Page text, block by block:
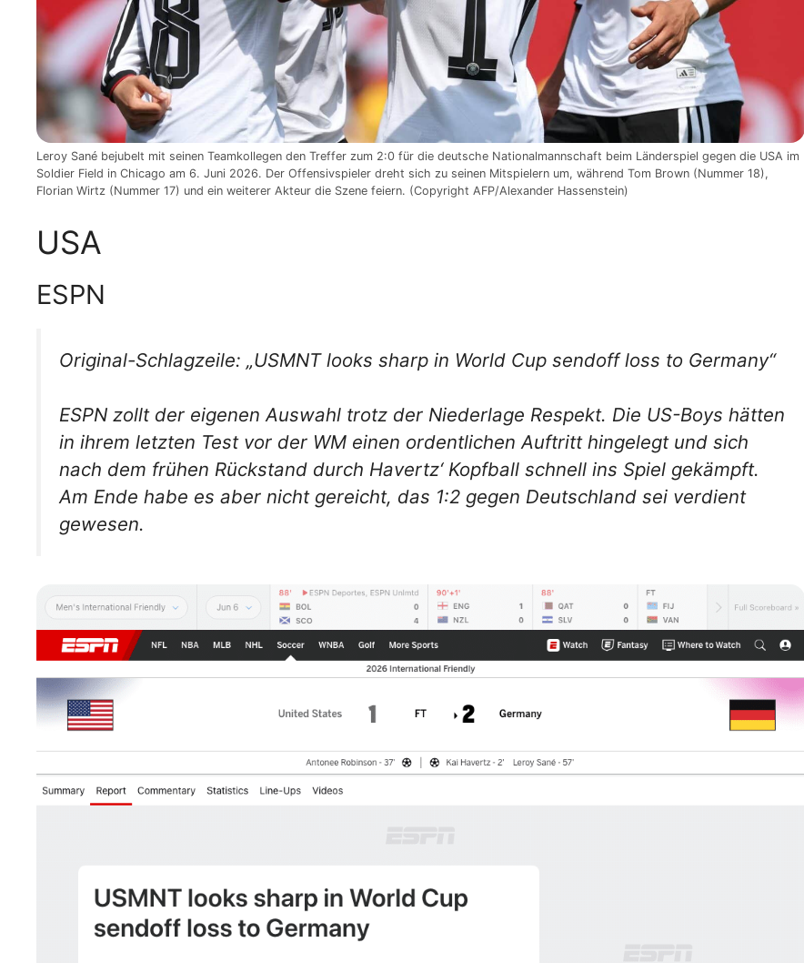
Leroy Sané bejubelt mit seinen Teamkollegen den Treffer zum 2:0 für die deutsche Nationalmannschaft beim Länderspiel gegen die USA im
Soldier Field in Chicago am 6. Juni 2026. Der Offensivspieler dreht sich zu seinen Mitspielern um, während Tom Brown (Nummer 18),
Florian Wirtz (Nummer 17) und ein weiterer Akteur die Szene feiern. (Copyright AFP/Alexander Hassenstein)
USA
ESPN
Original-Schlagzeile: „USMNT looks sharp in World Cup sendoff loss to Germany“
ESPN zollt der eigenen Auswahl trotz der Niederlage Respekt. Die US-Boys hätten
in ihrem letzten Test vor der WM einen ordentlichen Auftritt hingelegt und sich
nach dem frühen Rückstand durch Havertz‘ Kopfball schnell ins Spiel gekämpft.
Am Ende habe es aber nicht gereicht, das 1:2 gegen Deutschland sei verdient
gewesen.